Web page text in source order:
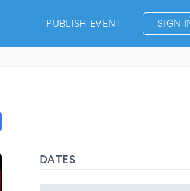
PUBLISH EVENT SIGN
DATES